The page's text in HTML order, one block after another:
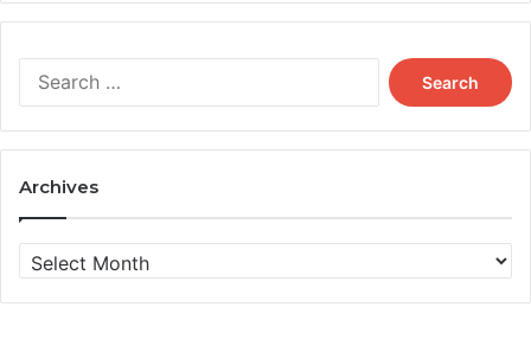
Search
for:
Archives
Archives